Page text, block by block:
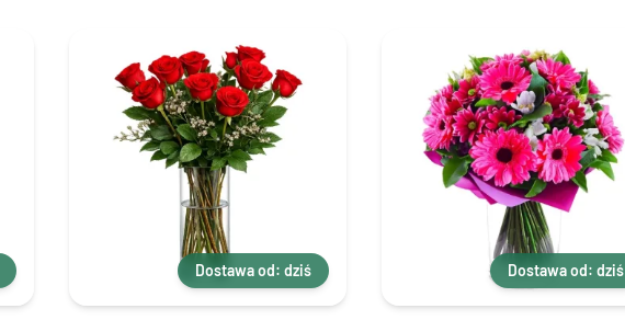
Dostawa od: dziś Dostawa od: dziś